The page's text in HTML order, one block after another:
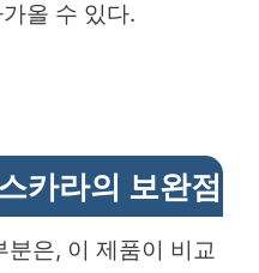
올 수 있다.
카라의 보완점
은, 이 제품이 비교